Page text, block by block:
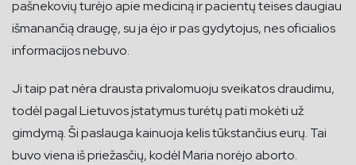
pašnekovių turėjo apie mediciną ir pacientų teises daugiau
išmanančią draugę, su ja ėjo ir pas gydytojus, nes oficialios
informacijos nebuvo.
Ji taip pat nėra drausta privalomuoju sveikatos draudimu,
todėl pagal Lietuvos įstatymus turėtų pati mokėti už
gimdymą. Ši paslauga kainuoja kelis tūkstančius eurų. Tai
buvo viena iš priežasčių, kodėl Maria norėjo aborto.